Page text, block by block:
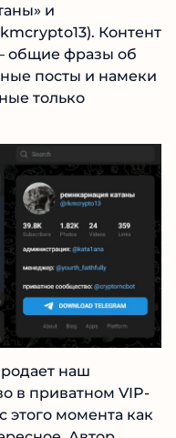
целую
Основные
Катаны» и
– общие
наш
в приватном